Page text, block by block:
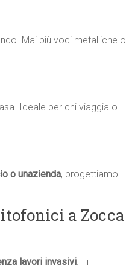
Mai più voci metalliche o
Ideale per chi viaggia o
o unazienda, progettiamo
a Zocca
lavori invasivi. Ti